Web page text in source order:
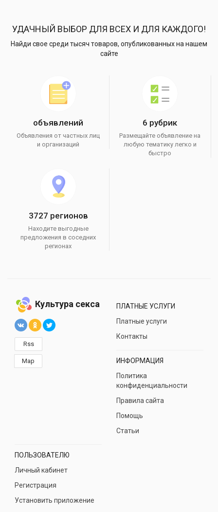
УДАЧНЫЙ ВЫБОР ДЛЯ ВСЕХ И ДЛЯ КАЖДОГО!
Найди свое среди тысяч товаров, опубликованных на нашем
сайте
объявлений
Объявления от частных лиц
и организаций
6 рубрик
Размещайте объявление на
любую тематику легко и
быстро
3727 регионов
Находите выгодные
предложения в соседних
регионах
Культура секса
Rss
Map
ПЛАТНЫЕ УСЛУГИ
Платные услуги
Контакты
ИНФОРМАЦИЯ
Политика
конфиденциальности
Правила сайта
Помощь
Статьи
ПОЛЬЗОВАТЕЛЮ
Личный кабинет
Регистрация
Установить приложение